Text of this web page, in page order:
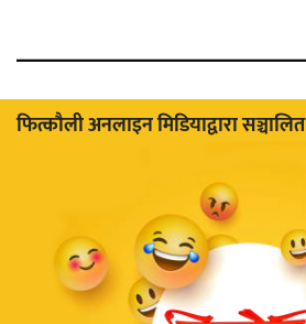
फित्काैली अनलाइन मिडियाद्वारा सञ्चालित